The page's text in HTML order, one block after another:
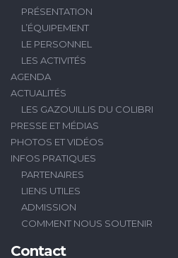
PRÉSENTATION
L’ÉQUIPEMENT
LE PERSONNEL
LES ACTIVITÉS
AGENDA
ACTUALITÉS
LES GAZOUILLIS DU COLIBRI
PRESSE ET MÉDIAS
PHOTOS ET VIDÉOS
INFOS PRATIQUES
PARTENAIRES
LIENS UTILES
ADMISSION
COMMENT NOUS SOUTENIR
Contact